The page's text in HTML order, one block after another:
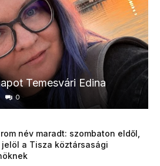
Temesvári Edina
0
név maradt: szombaton eldől,
jelöl a Tisza köztársasági